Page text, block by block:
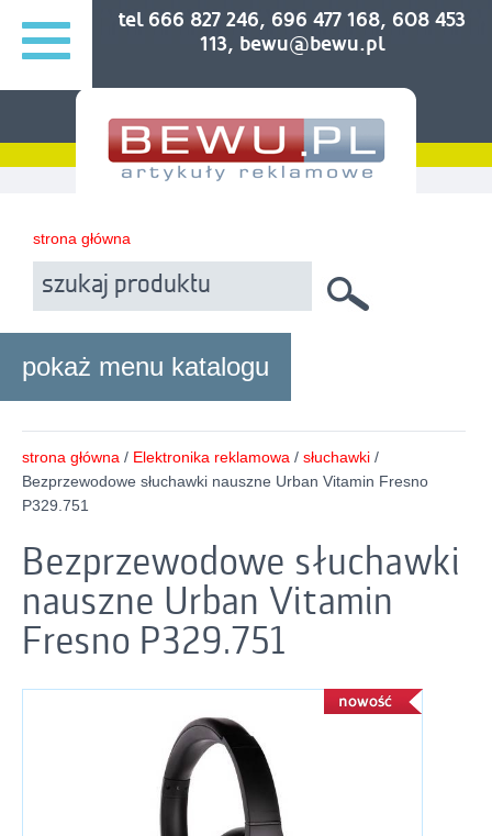
tel 666 827 246, 696 477 168, 608 453
113, bewu@bewu.pl
strona główna
pokaż menu katalogu
strona główna / Elektronika reklamowa / słuchawki /
Bezprzewodowe słuchawki nauszne Urban Vitamin Fresno
P329.751
Bezprzewodowe słuchawki
nauszne Urban Vitamin
Fresno P329.751